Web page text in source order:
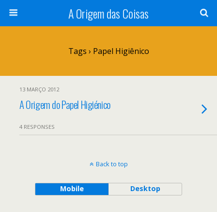
A Origem das Coisas
Tags › Papel Higiênico
13 MARÇO 2012
A Origem do Papel Higiénico
4 RESPONSES
Back to top
Mobile Desktop